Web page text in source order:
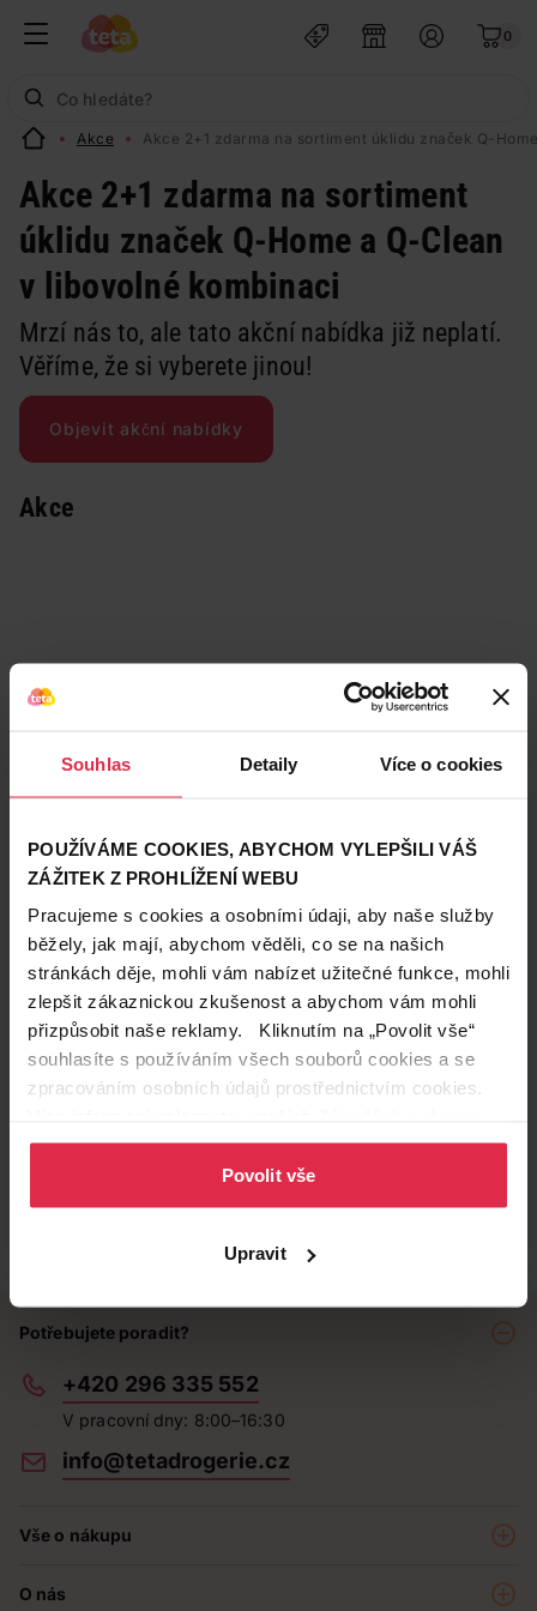
Souhlas Detaily Více o cookies
POUŽÍVÁME COOKIES, ABYCHOM VYLEPŠILI VÁŠ
ZÁŽITEK Z PROHLÍŽENÍ WEBU
Pracujeme s cookies a osobními údaji, aby naše služby
běžely, jak mají, abychom věděli, co se na našich
stránkách děje, mohli vám nabízet užitečné funkce, mohli
zlepšit zákaznickou zkušenost a abychom vám mohli
přizpůsobit naše reklamy. Kliknutím na „Povolit vše“
souhlasíte s používáním všech souborů cookies a se
zpracováním osobních údajů prostřednictvím cookies.
osobních údajů.
Povolit vše
Upravit
0
Akce Akce 2+1 zdarma na sortiment úklidu značek Q-
Akce 2+1 zdarma na sortiment
úklidu značek Q-Home a Q-Clean
v libovolné kombinaci
Mrzí nás to, ale tato akční nabídka již neplatí.
Věříme, že si vyberete jinou!
Objevit akční nabídky
Akce
Teta prodejny a služby
Potřebujete poradit?
+420 296 335 552
V pracovní dny: 8:00–16:30
info@tetadrogerie.cz
Vše o nákupu
O nás